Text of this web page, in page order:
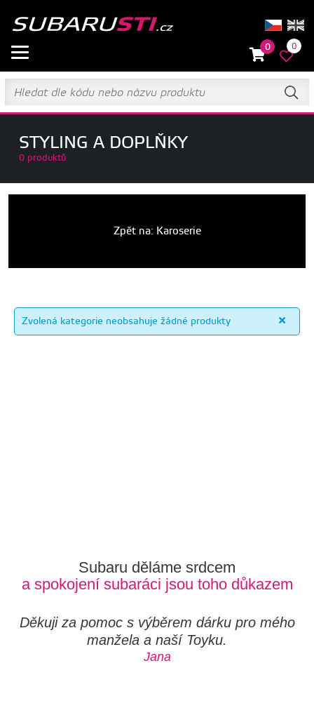
0 0
STYLING A DOPLŇKY
0 produktů
Zpět na: Karoserie
Zvolená kategorie neobsahuje žádné produkty
Subaru děláme srdcem
a spokojení subaráci jsou toho důkazem
Děkuji za pomoc s výběrem dárku pro mého
manžela a naší Toyku.
Jana